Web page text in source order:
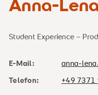
Anna-
Student Experience –
E-Mail:
anna-
Telefon:
+49